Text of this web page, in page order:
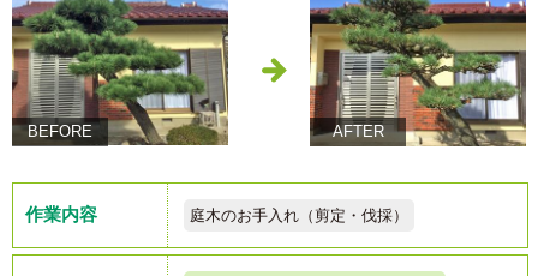
BEFORE AFTER
作業内容 庭木のお手入れ（剪定・伐採）